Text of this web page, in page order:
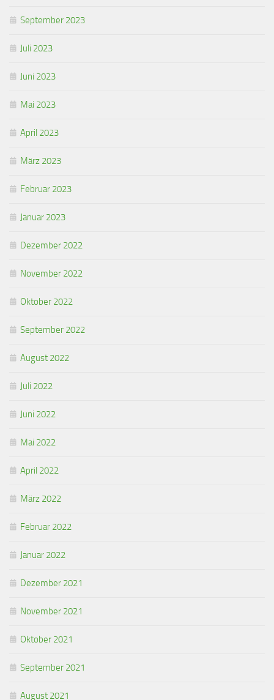
September 2023
Juli 2023
Juni 2023
Mai 2023
April 2023
März 2023
Februar 2023
Januar 2023
Dezember 2022
November 2022
Oktober 2022
September 2022
August 2022
Juli 2022
Juni 2022
Mai 2022
April 2022
März 2022
Februar 2022
Januar 2022
Dezember 2021
November 2021
Oktober 2021
September 2021
August 2021